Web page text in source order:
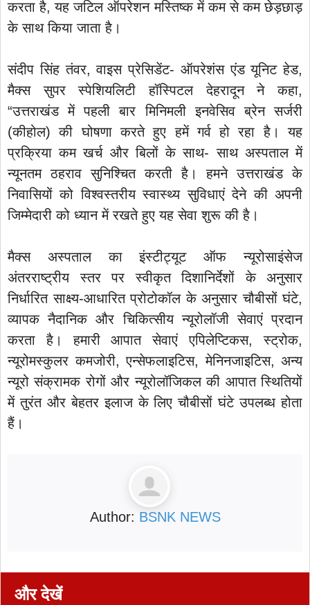
करता है, यह जटिल ऑपरेशन मस्तिष्क में कम से कम छेड़छाड़
के साथ किया जाता है।
संदीप सिंह तंवर, वाइस प्रेसिडेंट- ऑपरेशंस एंड यूनिट हेड,
मैक्स सुपर स्पेशियलिटी हॉस्पिटल देहरादून ने कहा,
“उत्तराखंड में पहली बार मिनिमली इनवेसिव ब्रेन सर्जरी
(कीहोल) की घोषणा करते हुए हमें गर्व हो रहा है। यह
प्रक्रिया कम खर्च और बिलों के साथ- साथ अस्पताल में
न्यूनतम ठहराव सुनिश्चित करती है। हमने उत्तराखंड के
निवासियों को विश्वस्तरीय स्वास्थ्य सुविधाएं देने की अपनी
जिम्मेदारी को ध्यान में रखते हुए यह सेवा शुरू की है।
मैक्स अस्पताल का इंस्टीट्यूट ऑफ न्यूरोसाइंसेज
अंतरराष्ट्रीय स्तर पर स्वीकृत दिशानिर्देशों के अनुसार
निर्धारित साक्ष्य-आधारित प्रोटोकॉल के अनुसार चौबीसों घंटे,
व्यापक नैदानिक और चिकित्सीय न्यूरोलॉजी सेवाएं प्रदान
करता है। हमारी आपात सेवाएं एपिलेप्टिकस, स्ट्रोक,
न्यूरोमस्कुलर कमजोरी, एन्सेफलाइटिस, मेनिनजाइटिस, अन्य
न्यूरो संक्रामक रोगों और न्यूरोलॉजिकल की आपात स्थितियों
में तुरंत और बेहतर इलाज के लिए चौबीसों घंटे उपलब्ध होता
हैं।
Author: BSNK NEWS
और देखें